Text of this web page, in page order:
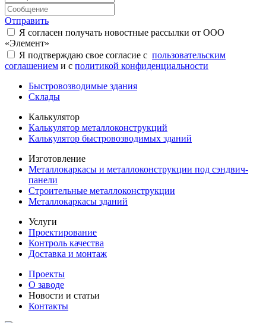
Отправить
Я согласен получать новостные рассылки от ООО
«Элемент»
Я подтверждаю свое согласие с пользовательским
соглашением и с политикой конфиденциальности
Быстровозводимые здания
Склады
Калькулятор
Калькулятор металлоконструкций
Калькулятор быстровозводимых зданий
Изготовление
Металлокаркасы и металлоконструкции под сэндвич-
панели
Строительные металлоконструкции
Металлокаркасы зданий
Услуги
Проектирование
Контроль качества
Доставка и монтаж
Проекты
О заводе
Новости и статьи
Контакты